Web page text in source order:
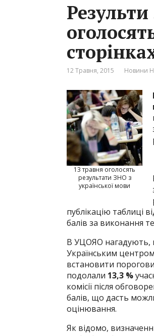
12 Травня, 2015 Новини
13 травня оголосять
результати ЗНО з
української мови
публікацію таблиці
балів за виконання
В УЦОЯО нагадують,
Українським
встановити
подолали 13,3 %
комісії після
балів, що дасть
оцінювання.
Як відомо,